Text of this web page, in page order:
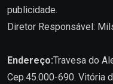
publicidade.
Diretor Responsável:
Endereço:Travesa do
Cep.45.000-690. Vitória